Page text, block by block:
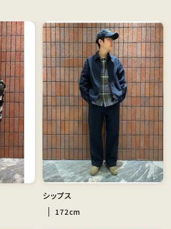
シップス
172cm